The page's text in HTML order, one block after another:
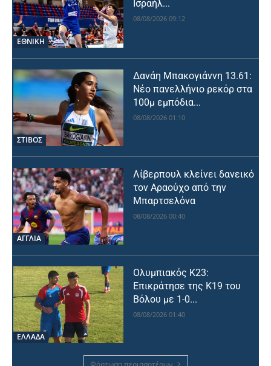
ΕΘΝΙΚΉ
Ισραήλ...
08/08/2026 09:12
ΣΤΙΒΟΣ
Δανάη Μπακογιάννη 13.61:
Νέο πανελλήνιο ρεκόρ στα
100μ εμπόδια...
08/08/2026 01:10
ΑΓΓΛΙΑ
Λίβερπουλ κλείνει δανεικό
τον Αραούχο από την
Μπαρτσελόνα
08/08/2026 00:40
ΕΛΛΑΔΑ
Ολυμπιακός Κ23:
Επικράτησε της Κ19 του
Βόλου με 1-0...
08/08/2026 01:40